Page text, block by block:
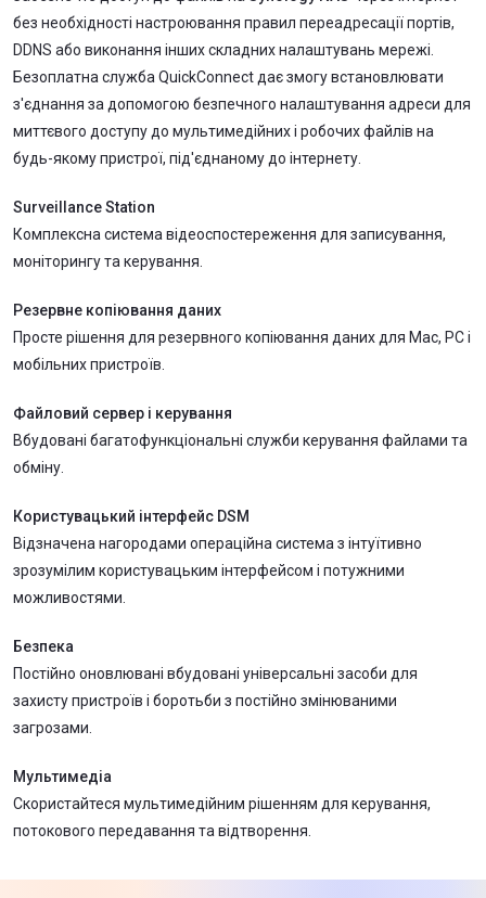
без необхідності настроювання правил переадресації портів,
DDNS або виконання інших складних налаштувань мережі.
Безоплатна служба QuickConnect дає змогу встановлювати
з'єднання за допомогою безпечного налаштування адреси для
миттєвого доступу до мультимедійних і робочих файлів на
будь-якому пристрої, під'єднаному до інтернету.
Surveillance Station
Комплексна система відеоспостереження для записування,
моніторингу та керування.
Резервне копіювання даних
Просте рішення для резервного копіювання даних для Mac, PC і
мобільних пристроїв.
Файловий сервер і керування
Вбудовані багатофункціональні служби керування файлами та
обміну.
Користувацький інтерфейс DSM
Відзначена нагородами операційна система з інтуїтивно
зрозумілим користувацьким інтерфейсом і потужними
можливостями.
Безпека
Постійно оновлювані вбудовані універсальні засоби для
захисту пристроїв і боротьби з постійно змінюваними
загрозами.
Мультимедіа
Скористайтеся мультимедійним рішенням для керування,
потокового передавання та відтворення.